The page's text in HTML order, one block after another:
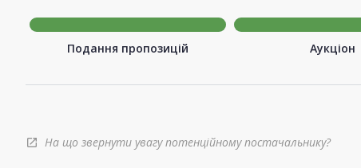
Подання пропозицій Аукціон
open_in_new На що звернути увагу потенційному постачальнику?